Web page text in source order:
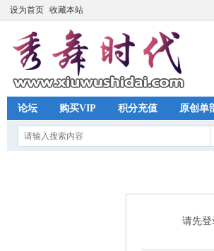
设为首页 收藏本站
论坛 购买VIP 积分充值 原创单
请先